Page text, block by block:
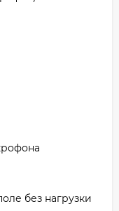
без нагрузки